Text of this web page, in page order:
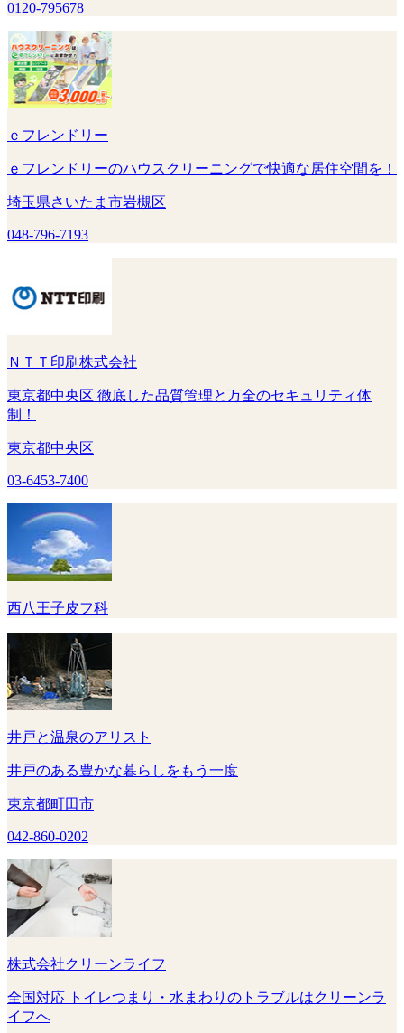
0120-795678
ｅフレンドリー
ｅフレンドリーのハウスクリーニングで快適な居住空間を！
埼玉県さいたま市岩槻区
048-796-7193
ＮＴＴ印刷株式会社
東京都中央区 徹底した品質管理と万全のセキュリティ体
制！
東京都中央区
03-6453-7400
西八王子皮フ科
井戸と温泉のアリスト
井戸のある豊かな暮らしをもう一度
東京都町田市
042-860-0202
株式会社クリーンライフ
全国対応 トイレつまり・水まわりのトラブルはクリーンラ
イフへ